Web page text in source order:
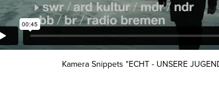
Kamera Snippets "ECHT - UNSERE